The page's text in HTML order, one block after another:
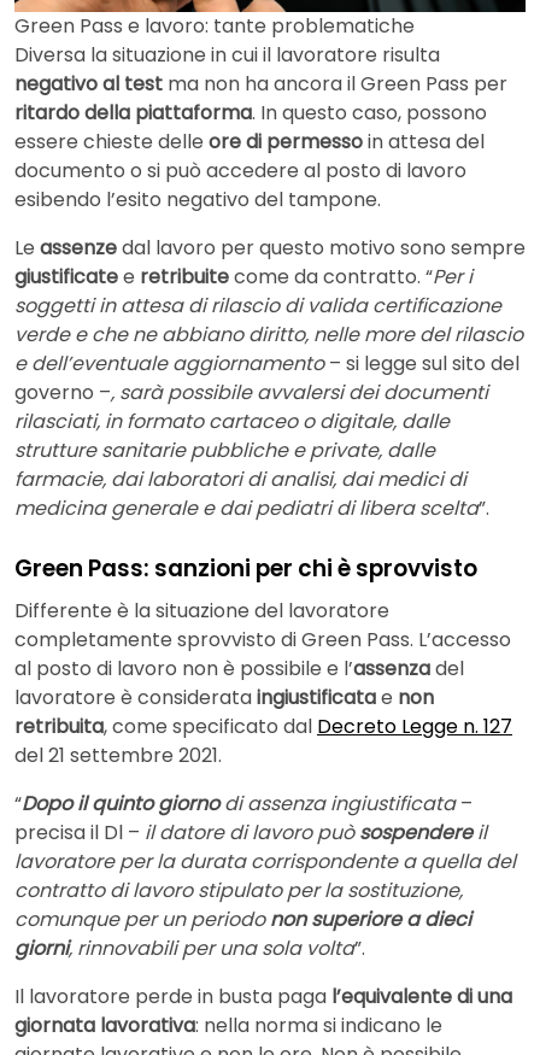
Green Pass e lavoro: tante problematiche
Diversa la situazione in cui il lavoratore risulta
negativo al test ma non ha ancora il Green Pass per
ritardo della piattaforma. In questo caso, possono
essere chieste delle ore di permessoin attesa del
documento o si può accedere al posto di lavoro
esibendo l’esito negativo del tampone.
Le assenzedal lavoro per questo motivo sono sempre
giustificatee retribuitecome da contratto. “Per i
soggetti in attesa di rilascio di valida certificazione
verde e che ne abbiano diritto, nelle more del rilascio
e dell’eventuale aggiornamento– si legge sul sito del
governo –, sarà possibile avvalersi dei documenti
rilasciati, in formato cartaceo o digitale, dalle
strutture sanitarie pubbliche e private, dalle
farmacie, dai laboratori di analisi, dai medici di
medicina generale e dai pediatri di libera scelta”.
Green Pass: sanzioni per chi è sprovvisto
Differente è la situazione del lavoratore
completamente sprovvisto di Green Pass. L’accesso
al posto di lavoro non è possibile e l’assenzadel
lavoratore è considerataingiustificatae non
retribuita, come specificato dal Decreto Legge n. 127
del 21 settembre 2021.
“Dopo il quinto giornodi assenza ingiustificata–
precisa il Dl – il datore di lavoro puòsospendereil
lavoratore per la durata corrispondente a quella del
contratto di lavoro stipulato per la sostituzione,
comunque per un periodonon superiore a dieci
giorni, rinnovabili per una sola volta”.
Il lavoratore perde in busta paga l’equivalente di una
giornata lavorativa: nella norma si indicano le